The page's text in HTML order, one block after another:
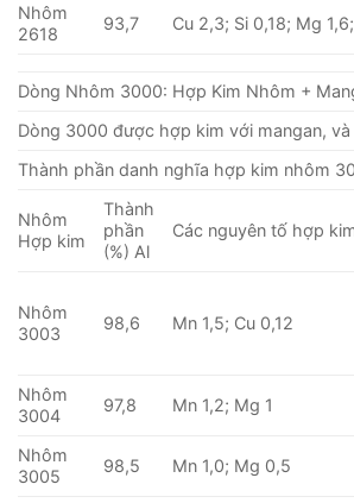
Nhôm
2618
93,7 Cu 2,3; Si 0,18; Mg
Dòng Nhôm 3000: Hợp Kim Nhôm +
Dòng 3000 được hợp kim với mangan,
Thành phần danh nghĩa hợp kim nhôm
Nhôm
Hợp kim
Thành
phần
(%) Al
Các nguyên tố hợp
Nhôm
3003
98,6 Mn 1,5; Cu 0,12
Nhôm
3004
97,8 Mn 1,2; Mg 1
Nhôm
3005
98,5 Mn 1,0; Mg 0,5